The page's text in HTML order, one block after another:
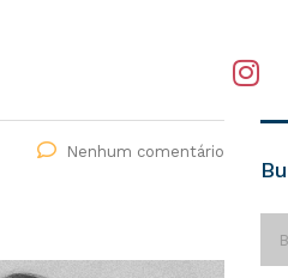
Nenhum comentário